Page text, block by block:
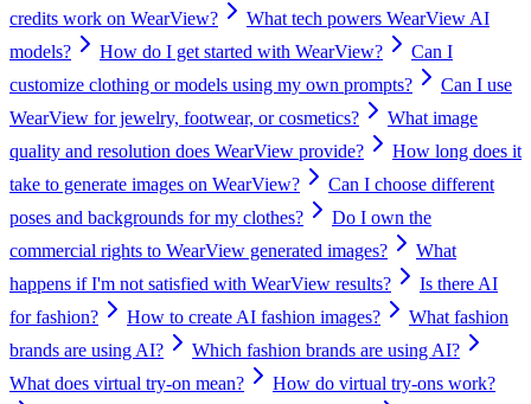
credits work on WearView?
What tech powers WearView AI
models?
How do I get started with WearView?
Can I
customize clothing or models using my own prompts?
Can I use
WearView for jewelry, footwear, or cosmetics?
What image
quality and resolution does WearView provide?
How long does it
take to generate images on WearView?
Can I choose different
poses and backgrounds for my clothes?
Do I own the
commercial rights to WearView generated images?
What
happens if I'm not satisfied with WearView results?
Is there AI
for fashion?
How to create AI fashion images?
What fashion
brands are using AI?
Which fashion brands are using AI?
What does virtual try-on mean?
How do virtual try-ons work?